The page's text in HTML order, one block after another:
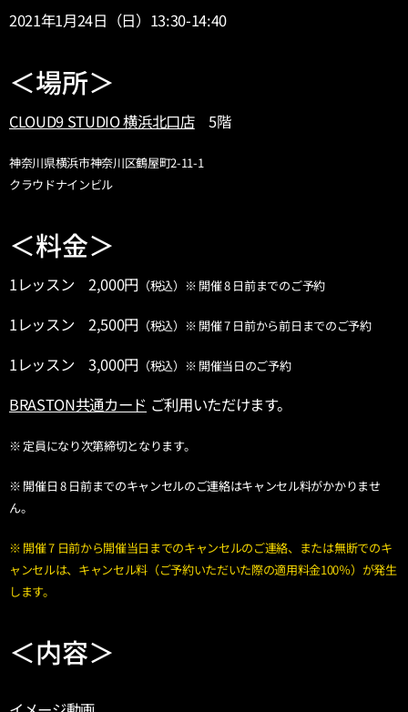
2021年1月24日（日）13:30-14:40
＜場所＞
CLOUD9 STUDIO 横浜北口店5階
神奈川県横浜市神奈川区鶴屋町2-11-1
クラウドナインビル
＜料金＞
1レッスン 2,000円 （税込）※ 開催 8 日前までのご予約
1レッスン 2,500円 （税込）※ 開催 7 日前から前日までのご予約
1レッスン 3,000円 （税込）※ 開催当日のご予約
BRASTON共通カード ご利用いただけます。
※ 定員になり次第締切となります。
※ 開催日 8 日前までのキャンセルのご連絡はキャンセル料がかかりませ
ん。
※ 開催 7 日前から開催当日までのキャンセルのご連絡、または無断でのキ
ャンセルは、キャンセル料（ご予約いただいた際の適用料金100％）が発生
します。
＜内容＞